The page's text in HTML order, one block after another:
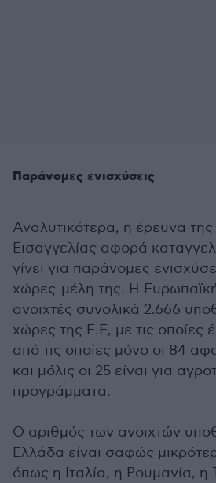
Παράνομες ενισχύσεις
Αναλυτικότερα, η έρευνα
Εισαγγελίας αφορά
γίνει για παράνομες
χώρες-μέλη της. Η Ευρωπαϊκή
ανοιχτές συνολικά 2.666
χώρες της Ε.Ε, με τις οποίες
από τις οποίες μόνο οι 84
και μόλις οι 25 είναι για
προγράμματα.
Ο αριθμός των ανοιχτών
Ελλάδα είναι σαφώς
όπως η Ιταλία, η Ρουμανία, η